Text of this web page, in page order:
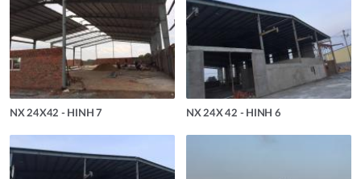
NX 24X42 - HINH 7 NX 24X 42 - HINH 6